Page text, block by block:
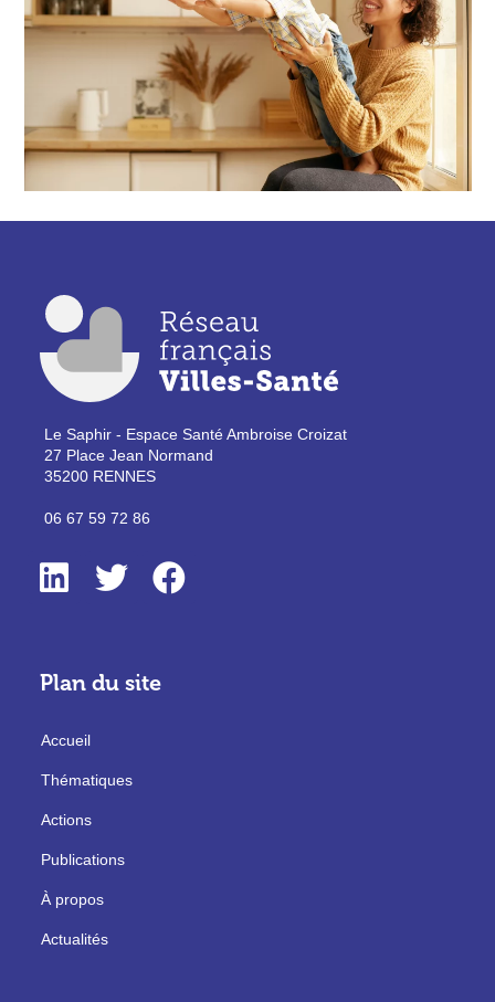
Le Saphir - Espace Santé Ambroise Croizat
27 Place Jean Normand
35200 RENNES
06 67 59 72 86
Plan du site
Accueil
Thématiques
Actions
Publications
À propos
Actualités